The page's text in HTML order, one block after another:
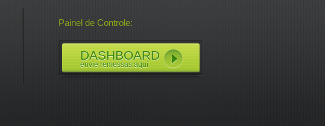
Painel de Controle:
DASHBOARD
envie remessas aqui